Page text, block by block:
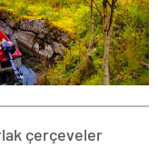
çerçeveler